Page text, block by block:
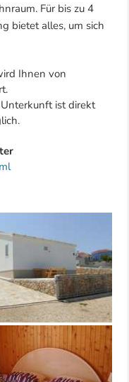
Für bis zu 4
bietet alles, um sich
Ihnen von
ist direkt